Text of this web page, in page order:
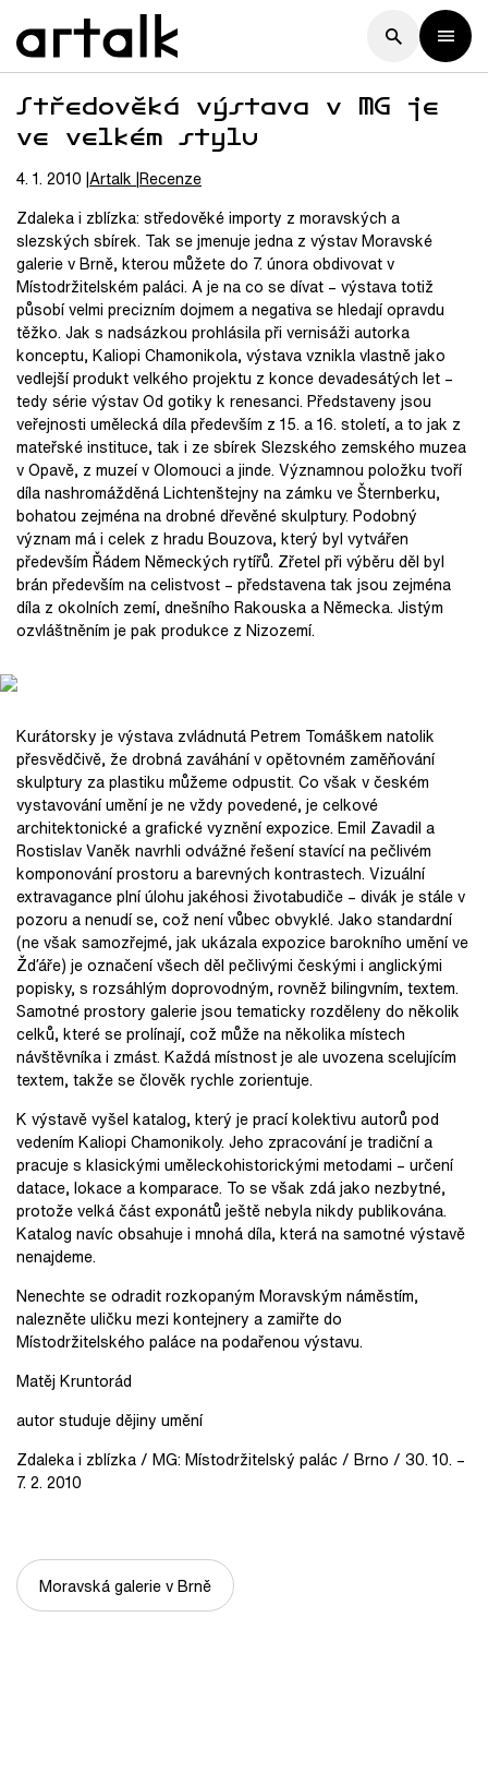
Středověká výstava v MG je
ve velkém stylu
4. 1. 2010 Artalk Recenze
Zdaleka i zblízka: středověké importy z moravských a
slezských sbírek. Tak se jmenuje jedna z výstav Moravské
galerie v Brně, kterou můžete do 7. února obdivovat v
Místodržitelském paláci. A je na co se dívat – výstava totiž
působí velmi precizním dojmem a negativa se hledají opravdu
těžko. Jak s nadsázkou prohlásila při vernisáži autorka
konceptu, Kaliopi Chamonikola, výstava vznikla vlastně jako
vedlejší produkt velkého projektu z konce devadesátých let –
tedy série výstav Od gotiky k renesanci. Představeny jsou
veřejnosti umělecká díla především z 15. a 16. století, a to jak z
mateřské instituce, tak i ze sbírek Slezského zemského muzea
v Opavě, z muzeí v Olomouci a jinde. Významnou položku tvoří
díla nashromážděná Lichtenštejny na zámku ve Šternberku,
bohatou zejména na drobné dřevěné skulptury. Podobný
význam má i celek z hradu Bouzova, který byl vytvářen
především Řádem Německých rytířů. Zřetel při výběru děl byl
brán především na celistvost – představena tak jsou zejména
díla z okolních zemí, dnešního Rakouska a Německa. Jistým
ozvláštněním je pak produkce z Nizozemí.
Kurátorsky je výstava zvládnutá Petrem Tomáškem natolik
přesvědčivě, že drobná zaváhání v opětovném zaměňování
skulptury za plastiku můžeme odpustit. Co však v českém
vystavování umění je ne vždy povedené, je celkové
architektonické a grafické vyznění expozice. Emil Zavadil a
Rostislav Vaněk navrhli odvážné řešení stavící na pečlivém
komponování prostoru a barevných kontrastech. Vizuální
extravagance plní úlohu jakéhosi životabudiče – divák je stále v
pozoru a nenudí se, což není vůbec obvyklé. Jako standardní
(ne však samozřejmé, jak ukázala expozice barokního umění ve
Žďáře) je označení všech děl pečlivými českými i anglickými
popisky, s rozsáhlým doprovodným, rovněž bilingvním, textem.
Samotné prostory galerie jsou tematicky rozděleny do několik
celků, které se prolínají, což může na několika místech
návštěvníka i zmást. Každá místnost je ale uvozena scelujícím
textem, takže se člověk rychle zorientuje.
K výstavě vyšel katalog, který je prací kolektivu autorů pod
vedením Kaliopi Chamonikoly. Jeho zpracování je tradiční a
pracuje s klasickými uměleckohistorickými metodami – určení
datace, lokace a komparace. To se však zdá jako nezbytné,
protože velká část exponátů ještě nebyla nikdy publikována.
Katalog navíc obsahuje i mnohá díla, která na samotné výstavě
nenajdeme.
Nenechte se odradit rozkopaným Moravským náměstím,
nalezněte uličku mezi kontejnery a zamiřte do
Místodržitelského paláce na podařenou výstavu.
Matěj Kruntorád
autor studuje dějiny umění
Zdaleka i zblízka / MG: Místodržitelský palác / Brno / 30. 10. –
7. 2. 2010
Moravská galerie v Brně